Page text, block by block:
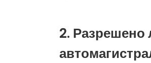
2. Разрешено